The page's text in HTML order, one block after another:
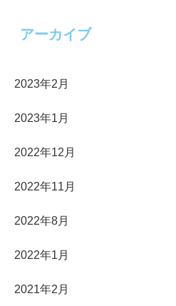
アーカイブ
2023年2月
2023年1月
2022年12月
2022年11月
2022年8月
2022年1月
2021年2月